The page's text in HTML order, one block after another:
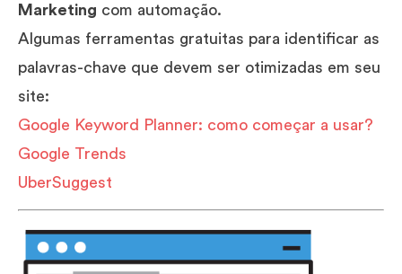
Marketing com automação.
Algumas ferramentas gratuitas para identificar as
palavras-chave que devem ser otimizadas em seu
site:
Google Keyword Planner: como começar a usar?
Google Trends
UberSuggest